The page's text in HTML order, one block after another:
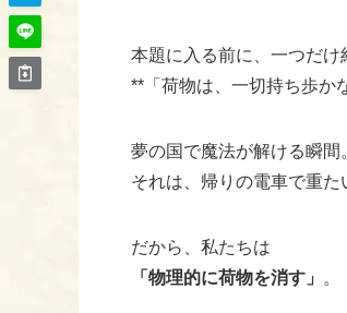
本題に入る前に、一つだけ
**「荷物は、一切持ち歩か
夢の国で魔法が解ける瞬間
それは、帰りの電車で重た
だから、私たちは
「物理的に荷物を消す」
。